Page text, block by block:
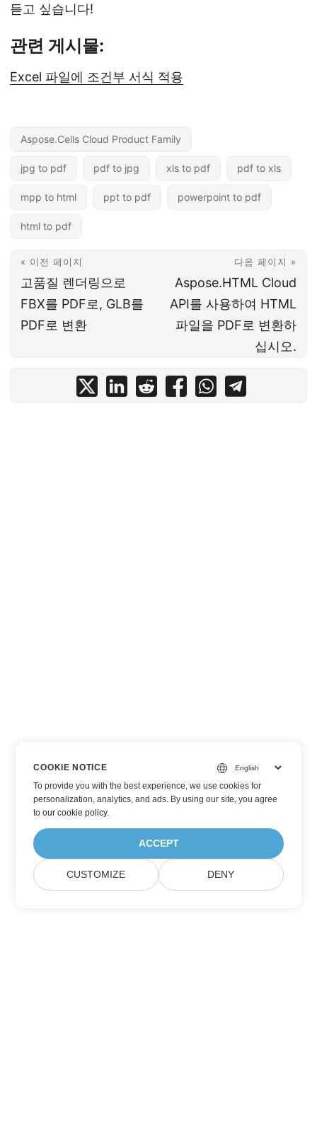
듣고 싶습니다!
관련 게시물:
Excel 파일에 조건부 서식 적용
Aspose.Cells Cloud Product Family
jpg to pdf pdf to jpg xls to pdf pdf to xls
mpp to html ppt to pdf powerpoint to pdf
html to pdf
« 이전 페이지
고품질 렌더링으로
FBX를 PDF로, GLB를
PDF로 변환
다음 페이지 »
Aspose.HTML Cloud
API를 사용하여 HTML
파일을 PDF로 변환하
십시오.
COOKIE NOTICE
To provide you with the best experience, we use cookies for
personalization, analytics, and ads. By using our site, you agree
toour cookie policy.
ACCEPT
CUSTOMIZE DENY